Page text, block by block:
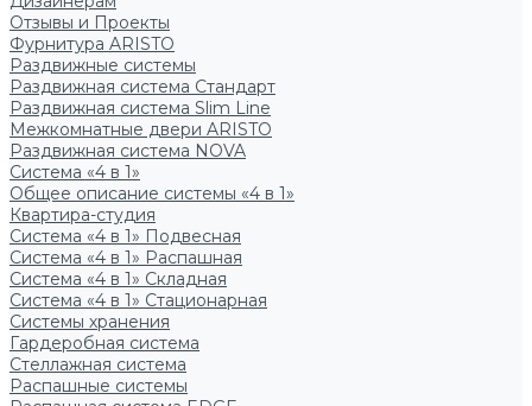
Отзывы и Проекты
Фурнитура ARISTO
Раздвижные системы
Раздвижная система Стандарт
Раздвижная система Slim Line
Межкомнатные двери ARISTO
Раздвижная система NOVA
Система «4 в 1»
Общее описание системы «4 в 1»
Квартира-студия
Система «4 в 1» Подвесная
Система «4 в 1» Распашная
Система «4 в 1» Складная
Система «4 в 1» Стационарная
Системы хранения
Гардеробная система
Стеллажная система
Распашные системы